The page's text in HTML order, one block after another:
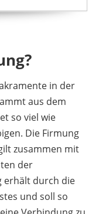
– wo ist
in der
aus dem
so viel wie
Die Firmung
zusammen mit
der
erhält durch die
und soll so